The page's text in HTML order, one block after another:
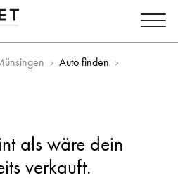
Auto finden
als wäre dein
verkauft.